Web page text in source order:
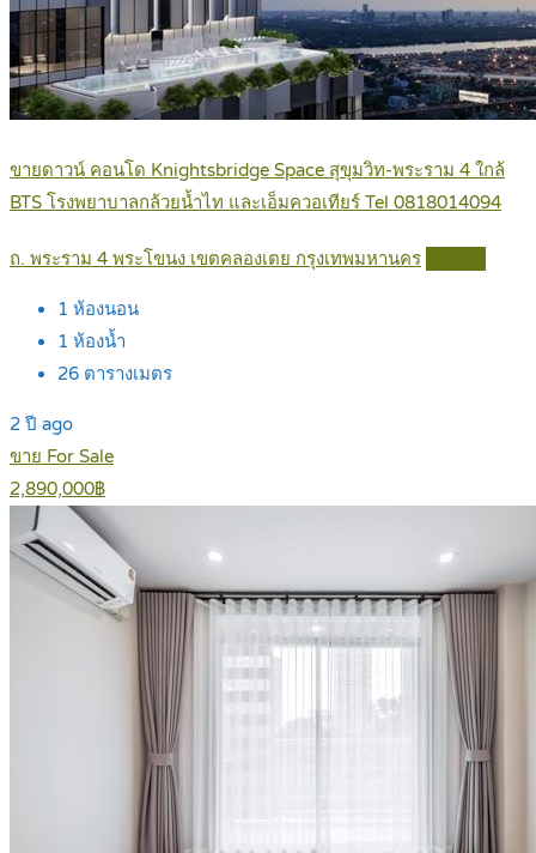
ขายดาวน์ คอนโด Knightsbridge Space สุขุมวิท-พระราม 4 ใกล้
BTS โรงพยาบาลกล้วยน้ำไท และเอ็มควอเทียร์ Tel 0818014094
ถ. พระราม 4 พระโขนง เขตคลองเตย กรุงเทพมหานคร
1 ห้องนอน
1 ห้องน้ำ
26 ตารางเมตร
2 ปี ago
ขาย For Sale
2,890,000฿